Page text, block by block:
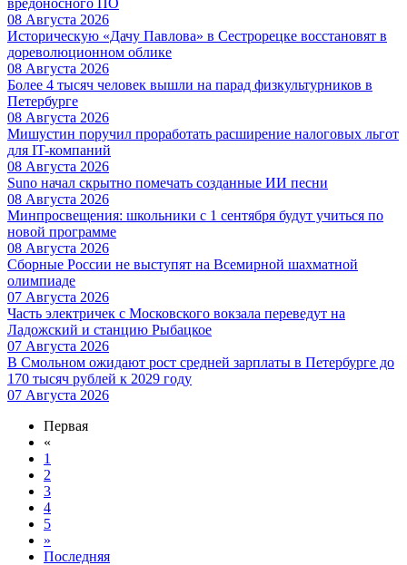
08 Августа 2026
Историческую «Дачу Павлова» в Сестрорецке восстановят в
дореволюционном облике
08 Августа 2026
Более 4 тысяч человек вышли на парад физкультурников в
Петербурге
08 Августа 2026
Мишустин поручил проработать расширение налоговых льгот
для IT-компаний
08 Августа 2026
Suno начал скрытно помечать созданные ИИ песни
08 Августа 2026
Минпросвещения: школьники с 1 сентября будут учиться по
новой программе
08 Августа 2026
Сборные России не выступят на Всемирной шахматной
олимпиаде
07 Августа 2026
Часть электричек с Московского вокзала переведут на
Ладожский и станцию Рыбацкое
07 Августа 2026
В Смольном ожидают рост средней зарплаты в Петербурге до
170 тысяч рублей к 2029 году
07 Августа 2026
Первая
«
1
2
3
4
5
»
Последняя